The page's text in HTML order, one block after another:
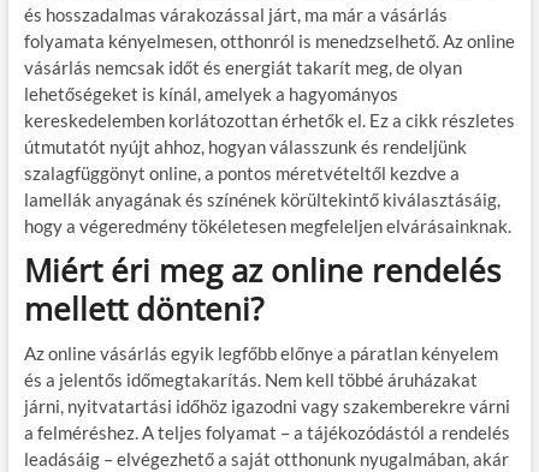
és hosszadalmas várakozással járt, ma már a vásárlás
folyamata kényelmesen, otthonról is menedzselhető. Az online
vásárlás nemcsak időt és energiát takarít meg, de olyan
lehetőségeket is kínál, amelyek a hagyományos
kereskedelemben korlátozottan érhetők el. Ez a cikk részletes
útmutatót nyújt ahhoz, hogyan válasszunk és rendeljünk
szalagfüggönyt online, a pontos méretvételtől kezdve a
lamellák anyagának és színének körültekintő kiválasztásáig,
hogy a végeredmény tökéletesen megfeleljen elvárásainknak.
Miért éri meg az online rendelés
mellett dönteni?
Az online vásárlás egyik legfőbb előnye a páratlan kényelem
és a jelentős időmegtakarítás. Nem kell többé áruházakat
járni, nyitvatartási időhöz igazodni vagy szakemberekre várni
a felméréshez. A teljes folyamat – a tájékozódástól a rendelés
leadásáig – elvégezhető a saját otthonunk nyugalmában, akár